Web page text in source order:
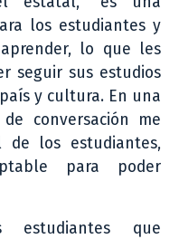
los estudiantes y
lo que les
seguir sus estudios
y cultura. En una
conversación me
los estudiantes,
para poder
que